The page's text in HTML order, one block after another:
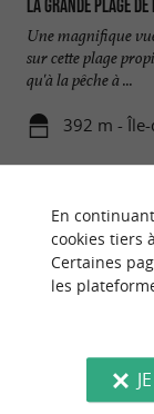
La Grande Plage
Une magnifique
sur cette plage
qu'à la pêche à ...
392 m - Île-
NOUS
En
cookies tiers
Certaines
les